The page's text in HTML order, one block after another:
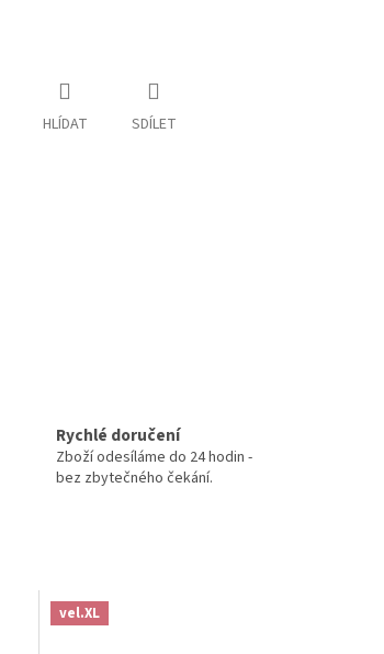
HLÍDAT SDÍLET
Rychlé doručení
Zboží odesíláme do 24 hodin -
bez zbytečného čekání.
vel.XL